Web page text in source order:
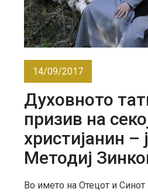
14/09/2017
Духовното
призив на
христијанин –
Методиј
Во името на Отецот и